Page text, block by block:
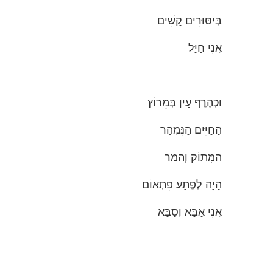
בְּיִסּוּרִים קָשִׁים
אֲנִי חַיָּל
וּכְהֶרֶף עַיִן בְּמֵרוֹץ
הַחַיִּים הַנִּמְהָר
הַמָּתוֹק וְהַמַּר
הָיָה לְפֶתַע פִּתְאוֹם
אֲנִי אַבָּא וְסַבָּא